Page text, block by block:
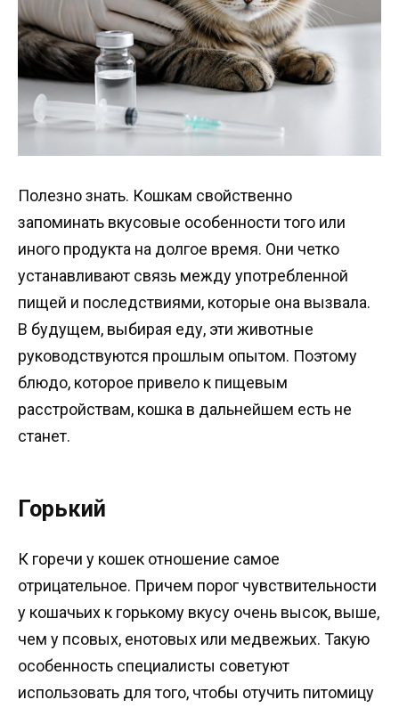
Полезно знать. Кошкам свойственно
запоминать вкусовые особенности того или
иного продукта на долгое время. Они четко
устанавливают связь между употребленной
пищей и последствиями, которые она вызвала.
В будущем, выбирая еду, эти животные
руководствуются прошлым опытом. Поэтому
блюдо, которое привело к пищевым
расстройствам, кошка в дальнейшем есть не
станет.
Горький
К горечи у кошек отношение самое
отрицательное. Причем порог чувствительности
у кошачьих к горькому вкусу очень высок, выше,
чем у псовых, енотовых или медвежьих. Такую
особенность специалисты советуют
использовать для того, чтобы отучить питомицу